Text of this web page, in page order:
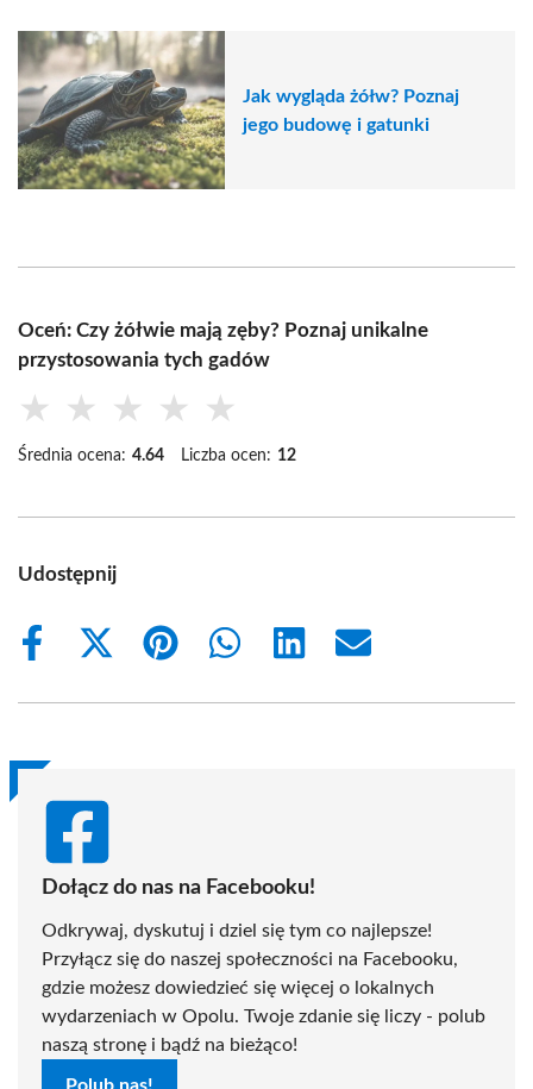
Jak wygląda żółw? Poznaj
jego budowę i gatunki
Oceń: Czy żółwie mają zęby? Poznaj unikalne
przystosowania tych gadów
★ ★ ★ ★ ★
Średnia ocena: 4.64 Liczba ocen: 12
Udostępnij
Share
Share
(Twitter)
Share
Share
Share
Share
Dołącz do nas na Facebooku!
Odkrywaj, dyskutuj i dziel się tym co najlepsze!
Przyłącz się do naszej społeczności na Facebooku,
gdzie możesz dowiedzieć się więcej o lokalnych
wydarzeniach w Opolu. Twoje zdanie się liczy - polub
naszą stronę i bądź na bieżąco!